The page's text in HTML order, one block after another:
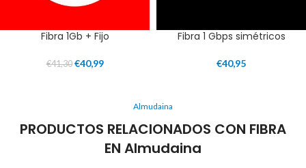
Fibra 1Gb + Fijo
€41,30 €40,99
Fibra 1 Gbps simétricos
€40,95
Almudaina
PRODUCTOS RELACIONADOS CON FIBRA
EN Almudaina